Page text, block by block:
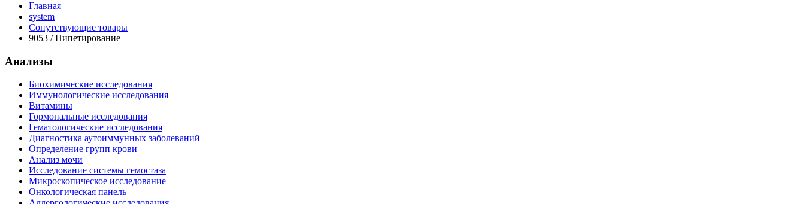
Главная
system
Сопутствующие товары
9053 / Пипетирование
Анализы
Биохимические исследования
Иммунологические исследования
Витамины
Гормональные исследования
Гематологические исследования
Диагностика аутоиммунных заболеваний
Определение групп крови
Анализ мочи
Исследование системы гемостаза
Микроскопическое исследование
Онкологическая панель